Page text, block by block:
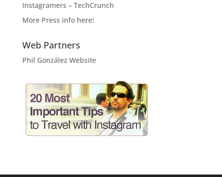
Instagramers – TechCrunch
More Press info here!
Web Partners
Phil González Website